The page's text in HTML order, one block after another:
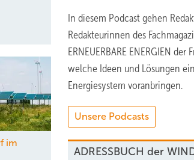
im
In diesem Podcast gehen
Redakteurinnen des
ERNEUERBARE ENERGIEN der
welche Ideen und Lösungen
Energiesystem voranbringen.
Unsere Podcasts
ADRESSBUCH der